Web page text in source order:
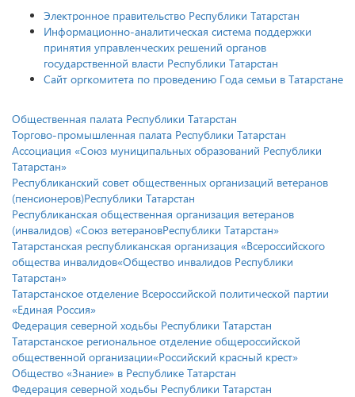
Электронное правительство Республики Татарстан
Информационно-аналитическая система поддержки
принятия управленческих решений органов
государственной власти Республики Татарстан
Сайт оргкомитета по проведению Года семьи в Татарстане
Общественная палата Республики Татарстан
Торгово-промышленная палата Республики Татарстан
Ассоциация «Союз муниципальных образований Республики
Татарстан»
Республиканский совет общественных организаций ветеранов
(пенсионеров)Республики Татарстан
Республиканская общественная организация ветеранов
(инвалидов) «Союз ветерановРеспублики Татарстан»
Татарстанская республиканская организация «Всероссийского
общества инвалидов«Общество инвалидов Республики
Татарстан»
Татарстанское отделение Всероссийской политической партии
«Единая Россия»
Федерация северной ходьбы Республики Татарстан
Татарстанское региональное отделение общероссийской
общественной организации«Российский красный крест»
Общество «Знание» в Республике Татарстан
Федерация северной ходьбы Республики Татарстан